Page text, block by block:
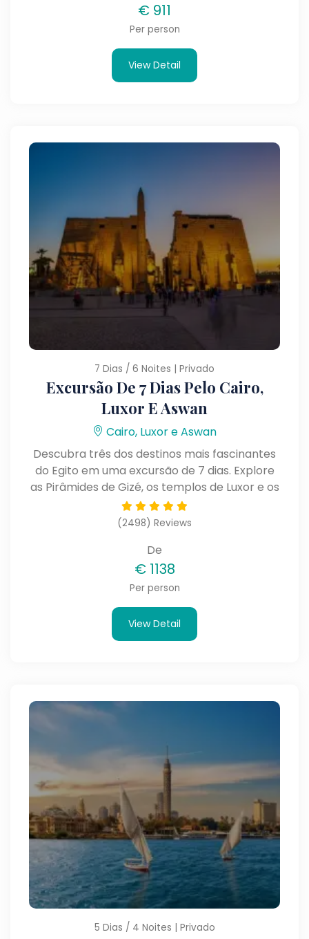
€ 911
Per person
View Detail
7 Dias / 6 Noites | Privado
Excursão De 7 Dias Pelo Cairo,
Luxor E Aswan
Cairo, Luxor e Aswan
Descubra três dos destinos mais fascinantes
do Egito em uma excursão de 7 dias. Explore
as Pirâmides de Gizé, os templos de Luxor e os
monumentos históricos de Aswan em uma
viagem repleta de cultura e história.
(2498) Reviews
De
€ 1138
Per person
View Detail
5 Dias / 4 Noites | Privado